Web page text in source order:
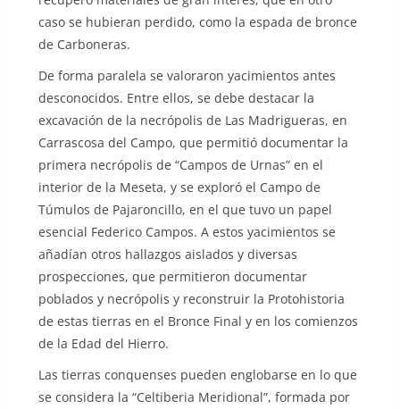
caso se hubieran perdido, como la espada de bronce
de Carboneras.
De forma paralela se valoraron yacimientos antes
desconocidos. Entre ellos, se debe destacar la
excavación de la necrópolis de Las Madrigueras, en
Carrascosa del Campo, que permitió documentar la
primera necrópolis de “Campos de Urnas” en el
interior de la Meseta, y se exploró el Campo de
Túmulos de Pajaroncillo, en el que tuvo un papel
esencial Federico Campos. A estos yacimientos se
añadían otros hallazgos aislados y diversas
prospecciones, que permitieron documentar
poblados y necrópolis y reconstruir la Protohistoria
de estas tierras en el Bronce Final y en los comienzos
de la Edad del Hierro.
Las tierras conquenses pueden englobarse en lo que
se considera la “Celtiberia Meridional”, formada por